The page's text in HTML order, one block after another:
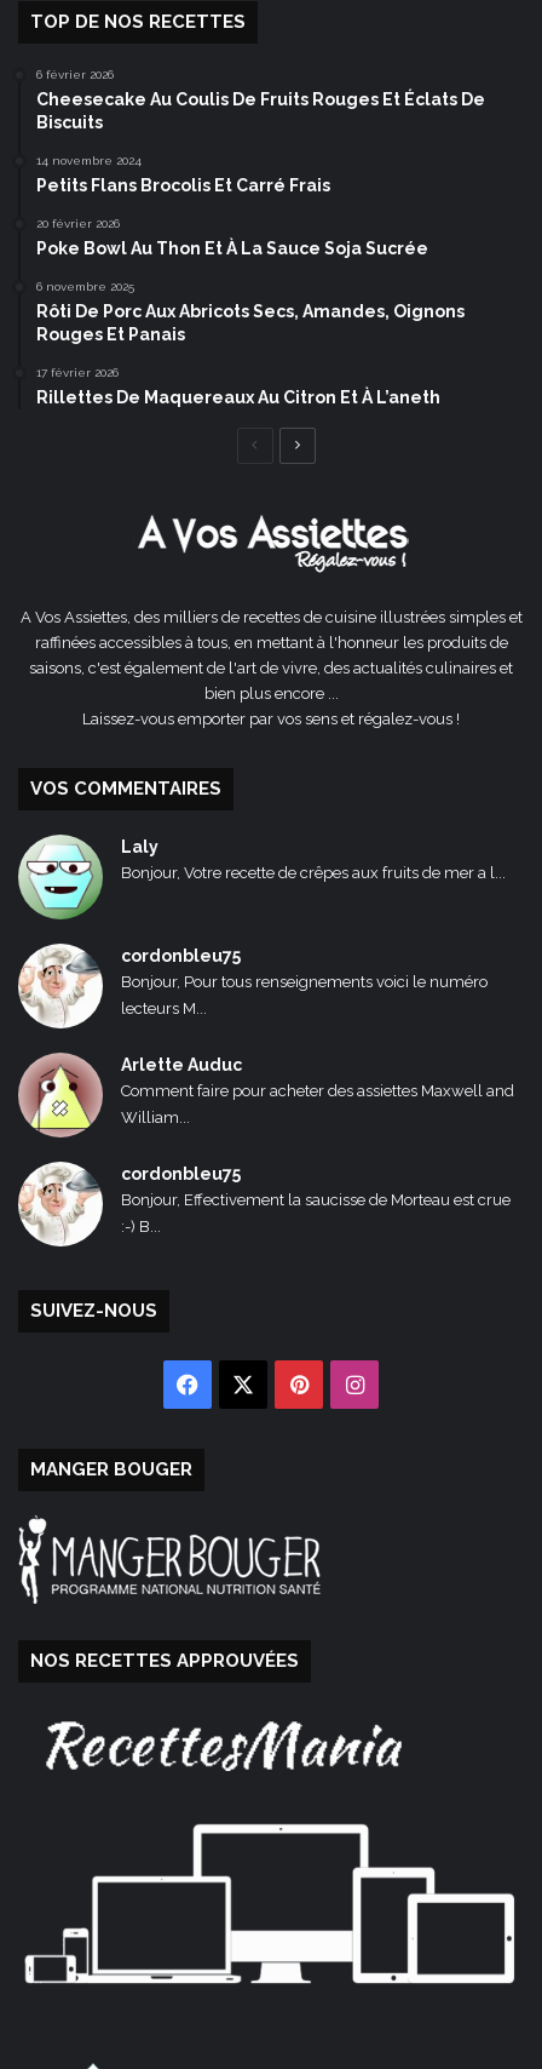
TOP DE NOS RECETTES
6 février 2026
Cheesecake Au Coulis De Fruits Rouges Et Éclats De
Biscuits
14 novembre 2024
Petits Flans Brocolis Et Carré Frais
20 février 2026
Poke Bowl Au Thon Et À La Sauce Soja Sucrée
6 novembre 2025
Rôti De Porc Aux Abricots Secs, Amandes, Oignons
Rouges Et Panais
17 février 2026
Rillettes De Maquereaux Au Citron Et À L’aneth
Page
A Vos Assiettes, des milliers de recettes de cuisine illustrées simples et
raffinées accessibles à tous, en mettant à l'honneur les produits de
saisons, c'est également de l'art de vivre, des actualités culinaires et
bien plus encore ...
Laissez-vous emporter par vos sens et régalez-vous !
VOS COMMENTAIRES
Laly
Bonjour, Votre recette de crêpes aux fruits de mer a l...
cordonbleu75
Bonjour, Pour tous renseignements voici le numéro
lecteurs M...
Arlette Auduc
Comment faire pour acheter des assiettes Maxwell and
William...
cordonbleu75
Bonjour, Effectivement la saucisse de Morteau est crue
:-) B...
SUIVEZ-NOUS
Facebook PinterestInstagram
MANGER BOUGER
NOS RECETTES APPROUVÉES